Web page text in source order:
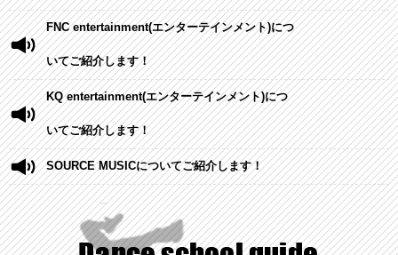
FNC entertainment(エンターテインメント)につ
いてご紹介します！
KQ entertainment(エンターテインメント)につ
いてご紹介します！
SOURCE MUSICについてご紹介します！